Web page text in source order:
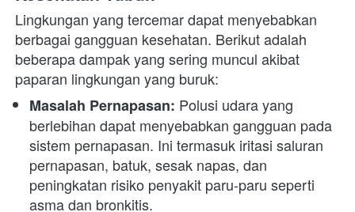
Lingkungan yang tercemar dapat menyebabkan
berbagai gangguan kesehatan. Berikut adalah
beberapa dampak yang sering muncul akibat
paparan lingkungan yang buruk:
Masalah Pernapasan: Polusi udara yang
berlebihan dapat menyebabkan gangguan pada
sistem pernapasan. Ini termasuk iritasi saluran
pernapasan, batuk, sesak napas, dan
peningkatan risiko penyakit paru-paru seperti
asma dan bronkitis.